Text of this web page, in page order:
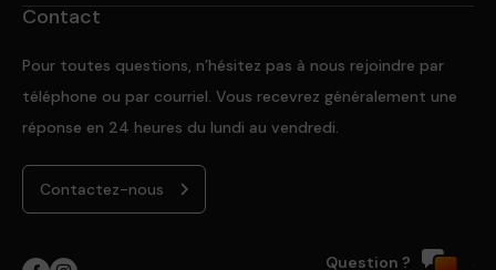
Question ?
Contact
Pour toutes questions, n’hésitez pas à nous rejoindre par
téléphone ou par courriel. Vous recevrez généralement une
réponse en 24 heures du lundi au vendredi.
Contactez-nous